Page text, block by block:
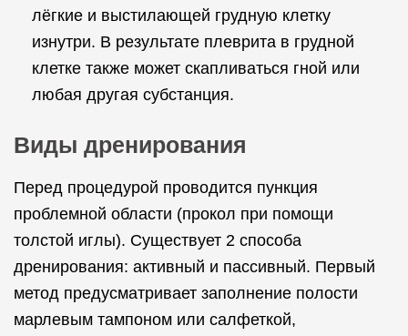
лёгкие и выстилающей грудную клетку
изнутри. В результате плеврита в грудной
клетке также может скапливаться гной или
любая другая субстанция.
Виды дренирования
Перед процедурой проводится пункция
проблемной области (прокол при помощи
толстой иглы). Существует 2 способа
дренирования: активный и пассивный. Первый
метод предусматривает заполнение полости
марлевым тампоном или салфеткой,